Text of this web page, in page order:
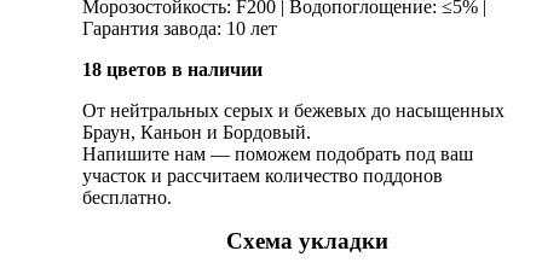
Морозостойкость: F200 | Водопоглощение: ≤5% |
Гарантия завода: 10 лет
18 цветов в наличии
От нейтральных серых и бежевых до насыщенных
Браун, Каньон и Бордовый.
Напишите нам — поможем подобрать под ваш
участок и рассчитаем количество поддонов
бесплатно.
Схема укладки